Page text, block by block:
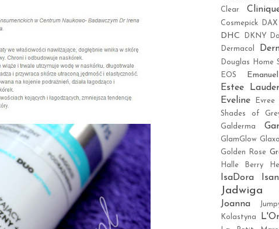
Clear
Cosmepick
DHC DKNY
Dermacol
Douglas Home
EOS
Estee Lauder
Eveline Evree
Shades of
Galderma
GlamGlow
Golden Rose
Halle Berry
IsaDora
Jadwiga
Joanna
Kolastyna